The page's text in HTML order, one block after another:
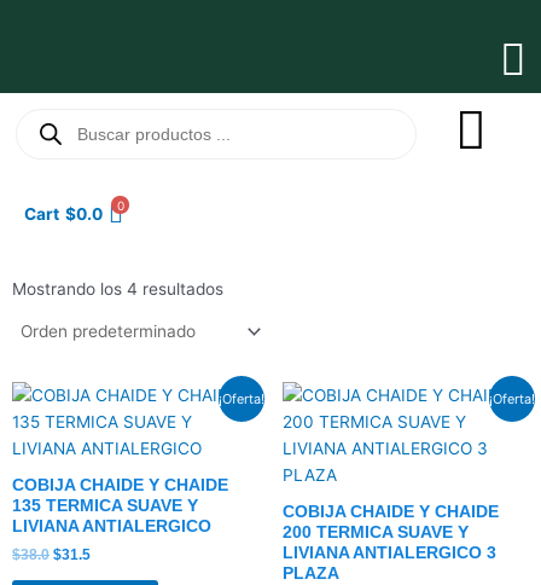
productos
Cart $0.0 0
Mostrando los 4 resultados
¡Oferta!
COBIJA CHAIDE Y CHAIDE
135 TERMICA SUAVE Y
LIVIANA ANTIALERGICO
$38.0
El
original
era:
$31.5
El
actual
es:
¡Oferta!
COBIJA CHAIDE Y CHAIDE
200 TERMICA SUAVE Y
LIVIANA ANTIALERGICO 3
PLAZA
El
original
era:
$47.0.
El
actual
es: